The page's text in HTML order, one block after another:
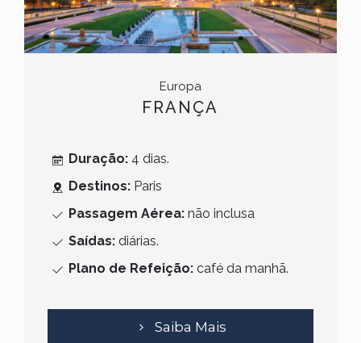
Europa
FRANÇA
Duração:4 dias.
Destinos: Paris
Passagem Aérea:não inclusa
Saídas:diárias.
Plano de Refeição:café da manhã.
Saiba Mais